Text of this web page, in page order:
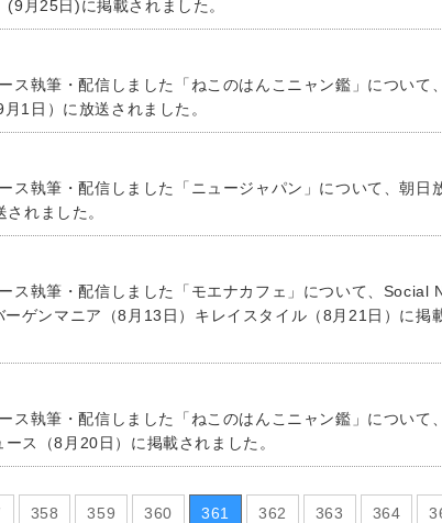
(9月25日)に掲載されました。
ス執筆・配信しました「ねこのはんこニャン鑑」について
1日）に放送されました。
ス執筆・配信しました「ニュージャパン」について、朝日
れました。
ス執筆・配信しました「モエナカフェ」について、Social
ゲンマニア（8月13日）キレイスタイル（8月21日）に掲
ス執筆・配信しました「ねこのはんこニャン鑑」について
ス（8月20日）に掲載されました。
358 359 360 361 362 363 364